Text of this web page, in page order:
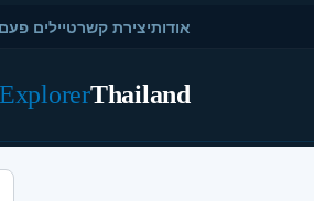
אודותיצירת קשרטיילים
Thailand
Explorer